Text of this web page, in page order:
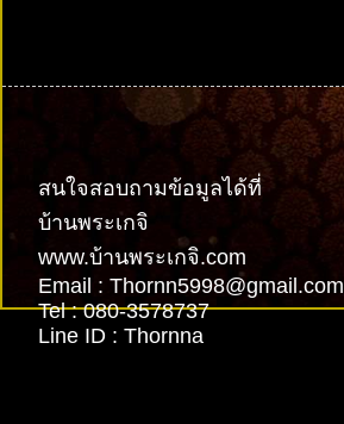
สนใจสอบถามข้อมูลได้ที่
บ้านพระเกจิ
www.บ้านพระเกจิ.com
Email : Thornn5998@gmail.com
Tel : 080-3578737
Line ID : Thornna